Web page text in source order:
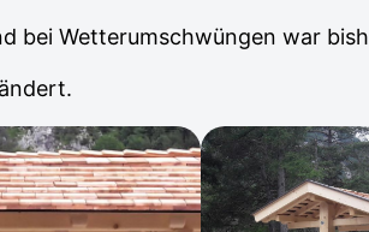
bei Wetterumschwüngen war